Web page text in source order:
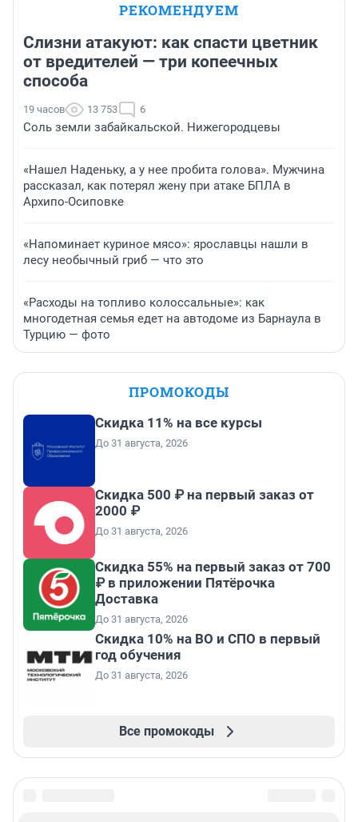
РЕКОМЕНДУЕМ
Слизни атакуют: как спасти цветник
от вредителей — три копеечных
способа
19 часов 13 753 6
Соль земли забайкальской. Нижегородцевы
«Нашел Наденьку, а у нее пробита голова». Мужчина
рассказал, как потерял жену при атаке БПЛА в
Архипо-Осиповке
«Напоминает куриное мясо»: ярославцы нашли в
лесу необычный гриб — что это
«Расходы на топливо колоссальные»: как
многодетная семья едет на автодоме из Барнаула в
Турцию — фото
ПРОМОКОДЫ
Скидка 11% на все курсы
До 31 августа, 2026
Скидка 500 ₽ на первый заказ от
2000 ₽
До 31 августа, 2026
Скидка 55% на первый заказ от 700
₽ в приложении Пятёрочка
Доставка
До 31 августа, 2026
Скидка 10% на ВО и СПО в первый
год обучения
До 31 августа, 2026
Все промокоды